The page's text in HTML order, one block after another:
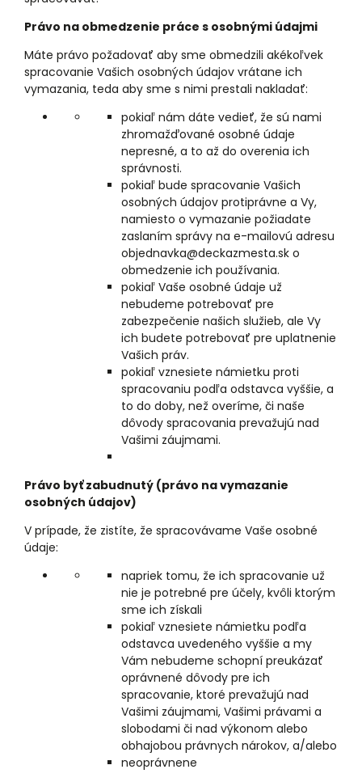
Právo na obmedzenie práce s osobnými údajmi
Máte právo požadovať aby sme obmedzili akékoľvek
spracovanie Vašich osobných údajov vrátane ich
vymazania, teda aby sme s nimi prestali nakladať:
pokiaľ nám dáte vedieť, že sú nami
zhromažďované osobné údaje
nepresné, a to až do overenia ich
správnosti.
pokiaľ bude spracovanie Vašich
osobných údajov protiprávne a Vy,
namiesto o vymazanie požiadate
zaslaním správy na e-mailovú adresu
objednavka@deckazmesta.sk o
obmedzenie ich používania.
pokiaľ Vaše osobné údaje už
nebudeme potrebovať pre
zabezpečenie našich služieb, ale Vy
ich budete potrebovať pre uplatnenie
Vašich práv.
pokiaľ vznesiete námietku proti
spracovaniu podľa odstavca vyššie, a
to do doby, než overíme, či naše
dôvody spracovania prevažujú nad
Vašimi záujmami.
Právo byť zabudnutý (právo na vymazanie
osobných údajov)
V prípade, že zistíte, že spracovávame Vaše osobné
údaje:
napriek tomu, že ich spracovanie už
nie je potrebné pre účely, kvôli ktorým
sme ich získali
pokiaľ vznesiete námietku podľa
odstavca uvedeného vyššie a my
Vám nebudeme schopní preukázať
oprávnené dôvody pre ich
spracovanie, ktoré prevažujú nad
Vašimi záujmami, Vašimi právami a
slobodami či nad výkonom alebo
obhajobou právnych nárokov, a/alebo
neoprávnene